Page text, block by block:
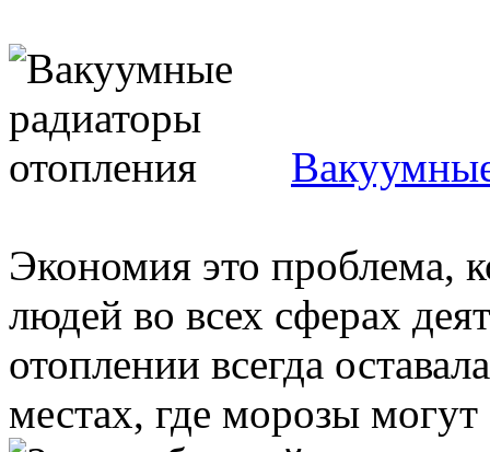
Экономия это проблема,
людей во всех сферах
отоплении всегда
местах, где морозы